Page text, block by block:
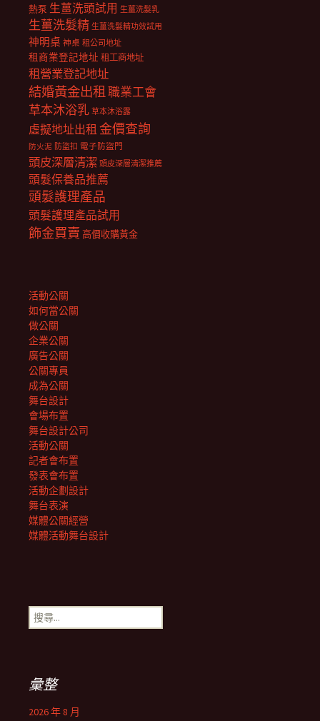
熱泵 生薑洗頭試用 生薑洗髮乳
生薑洗髮精 生薑洗髮精功效試用
神明桌 神桌 租公司地址
租商業登記地址 租工商地址
租營業登記地址
結婚黃金出租職業工會
草本沐浴乳 草本沐浴露
虛擬地址出租 金價查詢
防火泥 防盜扣 電子防盜門
頭皮深層清潔 頭皮深層清潔推薦
頭髮保養品推薦
頭髮護理產品
頭髮護理產品試用
飾金買賣 高價收購黃金
活動公關
如何當公關
做公關
企業公關
廣告公關
公關專員
成為公關
舞台設計
會場布置
舞台設計公司
活動公關
記者會布置
發表會布置
活動企劃設計
舞台表演
媒體公關經營
媒體活動舞台設計
搜
尋
彙整
2026 年 8 月